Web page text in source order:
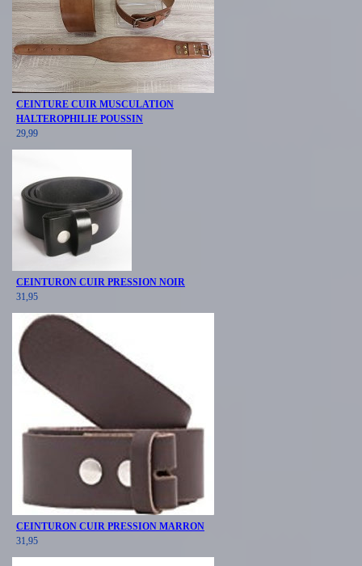
CEINTURE CUIR MUSCULATION
HALTEROPHILIE POUSSIN
29,99
CEINTURON CUIR PRESSION NOIR
31,95
CEINTURON CUIR PRESSION MARRON
31,95